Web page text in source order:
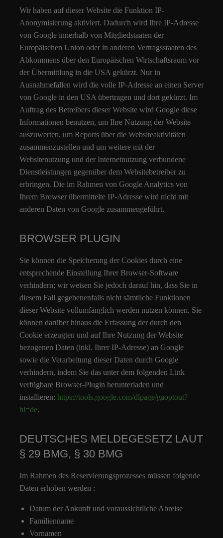
Wir haben auf dieser Website die Funktion IP-
Anonymisierung aktiviert. Dadurch wird Ihre IP-Adresse
von Google innerhalb von Mitgliedstaaten der
Europäischen Union oder in anderen Vertragsstaaten des
Abkommens über den Europäischen Wirtschaftsraum vor
der Übermittlung in die USA gekürzt. Nur in
Ausnahmefällen wird die volle IP-Adresse an einen Server
von Google in den USA übertragen und dort gekürzt. Im
Auftrag des Betreibers dieser Website wird Google diese
Informationen benutzen, um Ihre Nutzung der Website
auszuwerten, um Reports über die Websiteaktivitäten
zusammenzustellen und um weitere mit der
Websitenutzung und der Internetnutzung verbundene
Dienstleistungen gegenüber dem Websitebetreiber zu
erbringen. Die im Rahmen von Google Analytics von
Ihrem Browser übermittelte IP-Adresse wird nicht mit
anderen Daten von Google zusammengeführt.
BROWSER PLUGIN
Sie können die Speicherung der Cookies durch eine
entsprechende Einstellung Ihrer Browser-Software
verhindern; wir weisen Sie jedoch darauf hin, dass Sie in
diesem Fall gegebenenfalls nicht sämtliche Funktionen
dieser Website vollumfänglich werden nutzen können. Sie
können darüber hinaus die Erfassung der durch den
Cookie erzeugten und auf Ihre Nutzung der Website
bezogenen Daten (inkl. Ihrer IP-Adresse) an Google
sowie die Verarbeitung dieser Daten durch Google
verhindern, indem Sie das unter dem folgenden Link
verfügbare Browser-Plugin herunterladen und
installieren: https://tools.google.com/dlpage/gaoptout?
hl=de.
DEUTSCHES MELDEGESETZ LAUT
§ 29 BMG, § 30 BMG
Im Rahmen des Reservierungsprozesses müssen folgende
Daten erhoben werden :
Datum der Ankunft und voraussichtliche Abreise
Familienname
Vornamen